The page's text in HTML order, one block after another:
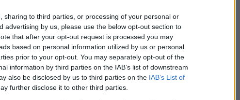
sharing to third parties, or processing of your personal or
advertising by us, please use the below opt-out section to
that after your opt-out request is processed you may
based on personal information utilized by us or personal
prior to your opt-out. You may separately opt-out of the
information by third parties on the IAB’s list of downstream
also be disclosed by us to third parties on the IAB’s List of
further disclose it to other third parties.